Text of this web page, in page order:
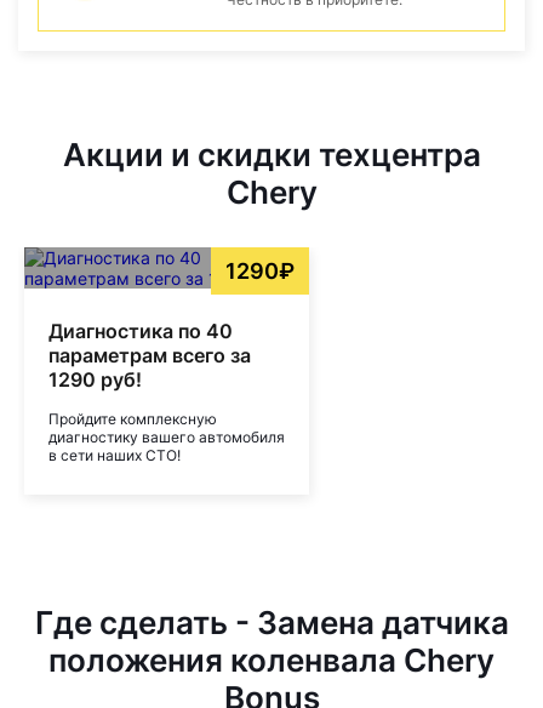
Акции и скидки техцентра
Chery
1290₽
Диагностика по 40
параметрам всего за
1290 руб!
Пройдите комплексную
диагностику вашего автомобиля
в сети наших СТО!
Где сделать - Замена датчика
положения коленвала Chery
Bonus